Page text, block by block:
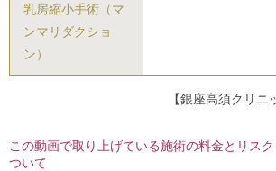
乳房縮小手術（マ
ンマリダクショ
ン）
【銀座高須クリニ
この動画で取り上げている施術の料金とリス
ついて